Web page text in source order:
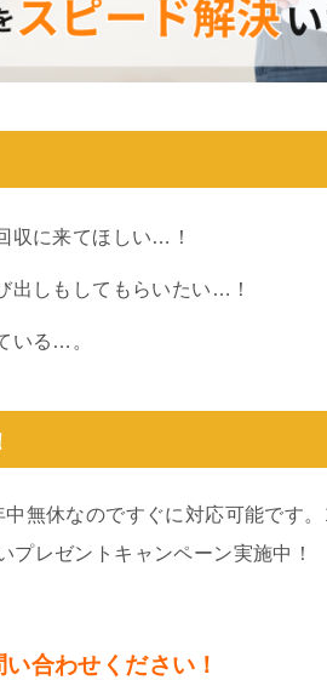
収に来てほしい…！
出しもしてもらいたい…！
いる…。
無休なのですぐに対応可能です
プレゼントキャンペーン実施中！
合わせください！